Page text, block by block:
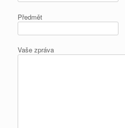
Předmět
Vaše zpráva